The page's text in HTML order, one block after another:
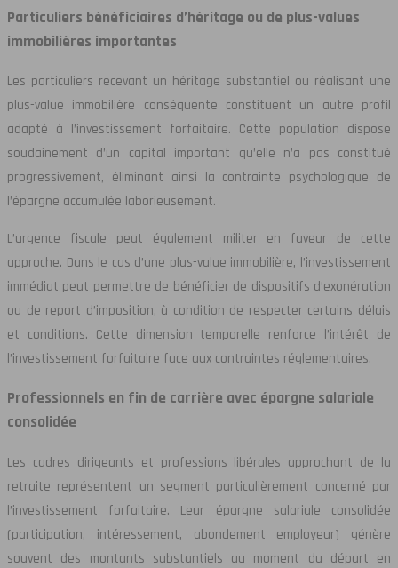
Particuliers bénéficiaires d’héritage ou de plus-values
immobilières importantes
Les particuliers recevant un héritage substantiel ou réalisant une
plus-value immobilière conséquente constituent un autre profil
adapté à l’investissement forfaitaire. Cette population dispose
soudainement d’un capital important qu’elle n’a pas constitué
progressivement, éliminant ainsi la contrainte psychologique de
l’épargne accumulée laborieusement.
L’urgence fiscale peut également militer en faveur de cette
approche. Dans le cas d’une plus-value immobilière, l’investissement
immédiat peut permettre de bénéficier de dispositifs d’exonération
ou de report d’imposition, à condition de respecter certains délais
et conditions. Cette dimension temporelle renforce l’intérêt de
l’investissement forfaitaire face aux contraintes réglementaires.
Professionnels en fin de carrière avec épargne salariale
consolidée
Les cadres dirigeants et professions libérales approchant de la
retraite représentent un segment particulièrement concerné par
l’investissement forfaitaire. Leur épargne salariale consolidée
(participation, intéressement, abondement employeur) génère
souvent des montants substantiels au moment du départ en